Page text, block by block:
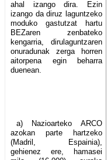
ahal izango dira. Ezin
izango da diruz laguntzeko
moduko gastutzat hartu
BEZaren zenbateko
kengarria, dirulaguntzaren
onuradunak zerga horren
aitorpena egin beharra
duenean.
a) Nazioarteko ARCO
azokan parte hartzeko
(Madril, Espainia),
gehienez ere, hamasei